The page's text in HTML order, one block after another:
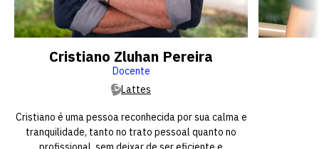
Cristiano Zluhan Pereira
Docente
Lattes
Cristiano é uma pessoa reconhecida por sua calma e
tranquilidade, tanto no trato pessoal quanto no